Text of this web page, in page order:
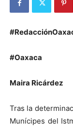
#Oaxaca
Maira Ricárdez
Tras la
Munícipes del